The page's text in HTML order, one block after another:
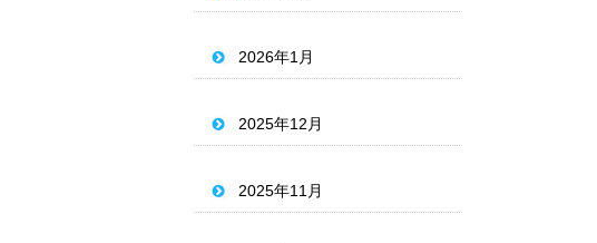
2026年1月
2025年12月
2025年11月